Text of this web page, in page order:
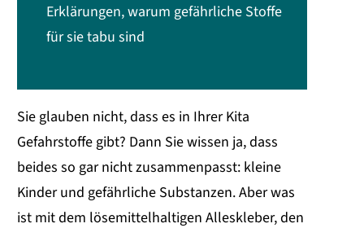
Erklärungen, warum gefährliche Stoffe
für sie tabu sind
Sie glauben nicht, dass es in Ihrer Kita
Gefahrstoffe gibt? Dann Sie wissen ja, dass
beides so gar nicht zusammenpasst: kleine
Kinder und gefährliche Substanzen. Aber was
ist mit dem lösemittelhaltigen Alleskleber, den